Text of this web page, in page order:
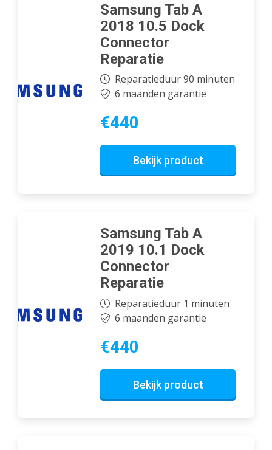
Samsung Tab A
2018 10.5 Dock
Connector
Reparatie
Reparatieduur 90 minuten
6 maanden garantie
€440
Bekijk product
Samsung Tab A
2019 10.1 Dock
Connector
Reparatie
Reparatieduur 1 minuten
6 maanden garantie
€440
Bekijk product